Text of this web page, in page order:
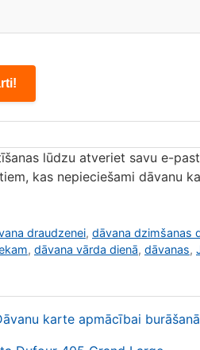
lūdzu atveriet savu e-
kas nepieciešami dāvanu
draudzenei, dāvana dzimšanas
, dāvana vārda dienā, dāvanas,
karte apmācībai burāšanā